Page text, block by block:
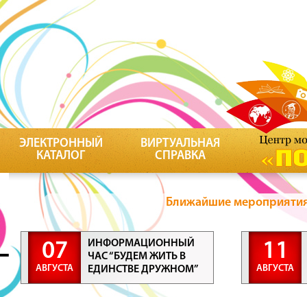
ЭЛЕКТРОННЫЙ
КАТАЛОГ
ВИРТУАЛЬНАЯ
СПРАВКА
Ближайшие
07
АВГУСТА
ИНФОРМАЦИОННЫЙ
ЧАС “БУДЕМ ЖИТЬ В
ЕДИНСТВЕ ДРУЖНОМ”
11
АВГУСТА